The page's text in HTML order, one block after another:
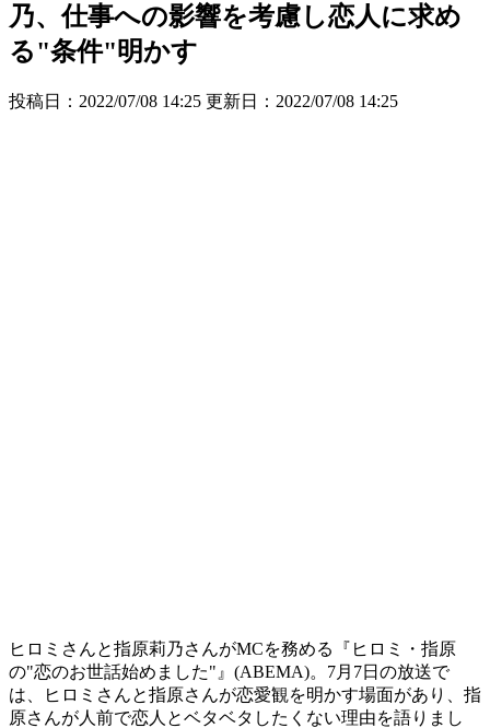
乃、仕事への影響を考慮し恋人に求め
る"条件"明かす
投稿日：2022/07/08 14:25 更新日： 2022/07/08 14:25
ヒロミさんと指原莉乃さんがMCを務める『ヒロミ・指原
の"恋のお世話始めました"』(ABEMA)。7月7日の放送で
は、ヒロミさんと指原さんが恋愛観を明かす場面があり、指
原さんが人前で恋人とベタベタしたくない理由を語りまし